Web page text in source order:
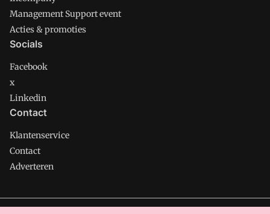
Management Support event
Acties & promoties
Socials
Facebook
x
Linkedin
Contact
Klantenservice
Contact
Adverteren